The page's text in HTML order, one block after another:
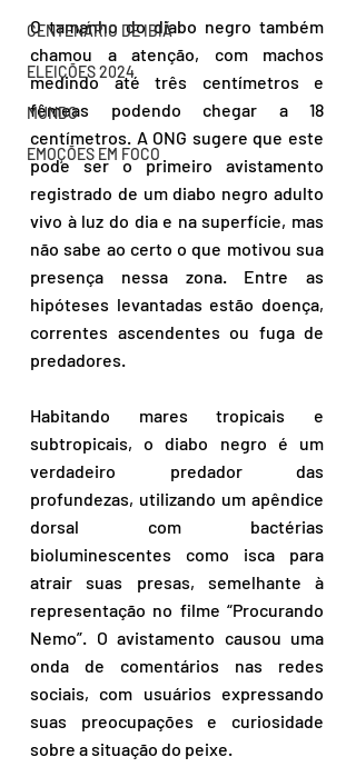
CENTENÁRIO DE IBIÁ
ELEIÇÕES 2024
MUNDO
EMOÇÕES EM FOCO
O tamanho do diabo negro também
chamou a atenção, com machos
medindo até três centímetros e
fêmeas podendo chegar a 18
centímetros. A ONG sugere que este
pode ser o primeiro avistamento
registrado de um diabo negro adulto
vivo à luz do dia e na superfície, mas
não sabe ao certo o que motivou sua
presença nessa zona. Entre as
hipóteses levantadas estão doença,
correntes ascendentes ou fuga de
predadores.
Habitando mares tropicais e
subtropicais, o diabo negro é um
verdadeiro predador das
profundezas, utilizando um apêndice
dorsal com bactérias
bioluminescentes como isca para
atrair suas presas, semelhante à
representação no filme “Procurando
Nemo”. O avistamento causou uma
onda de comentários nas redes
sociais, com usuários expressando
suas preocupações e curiosidade
sobre a situação do peixe.